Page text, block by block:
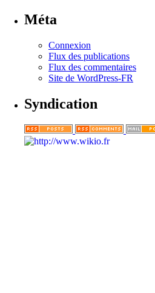
Méta
Connexion
Flux des publications
Flux des commentaires
Site de WordPress-FR
Syndication